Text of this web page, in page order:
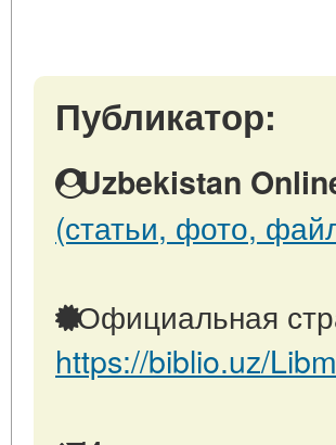
Публикатор:
Uzbekistan
(статьи, фото,
Официальная
https://biblio.uz/